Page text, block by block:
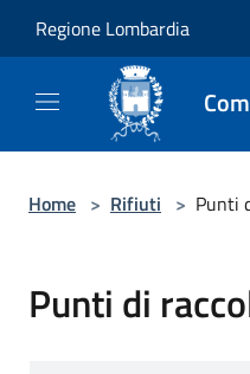
Regione Lombardia
Home > Rifiuti > Punti
Punti di